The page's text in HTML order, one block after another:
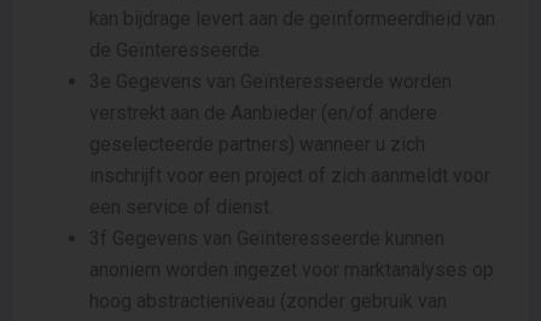
kan bijdrage levert aan de geïnformeerdheid van
de Geïnteresseerde.
3e Gegevens van Geïnteresseerde worden
verstrekt aan de Aanbieder (en/of andere
geselecteerde partners) wanneer u zich
inschrijft voor een project of zich aanmeldt voor
een service of dienst.
3f Gegevens van Geïnteresseerde kunnen
anoniem worden ingezet voor marktanalyses op
hoog abstractieniveau (zonder gebruik van